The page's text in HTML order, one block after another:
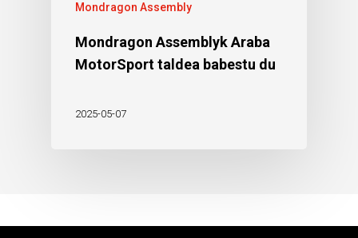
Mondragon Assembly
Mondragon Assemblyk Araba
MotorSport taldea babestu du
2025-05-07